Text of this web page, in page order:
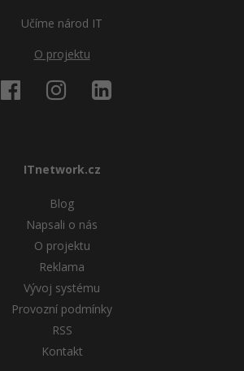
Učíme národ IT
O projektu
ITnetwork.cz
Blog
Napsali o nás
O projektu
Reklama
Vývoj systému
Provozní podmínky
RSS
Kontakt